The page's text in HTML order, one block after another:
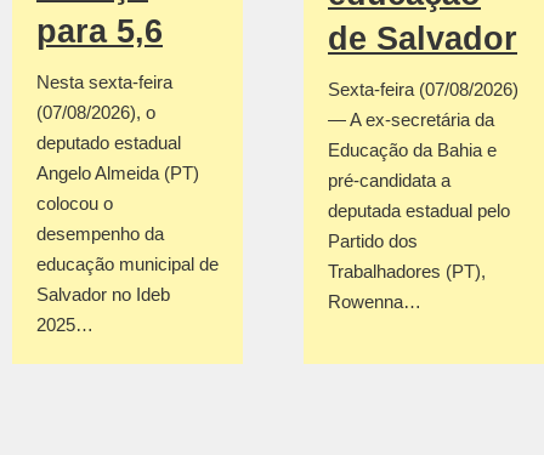
para 5,6
Nesta sexta-feira
(07/08/2026), o
deputado estadual
Angelo Almeida (PT)
colocou o
desempenho da
educação municipal de
Salvador no Ideb
2025…
de Salvador
Sexta-feira (07/08/2026)
— A ex-secretária da
Educação da Bahia e
pré-candidata a
deputada estadual pelo
Partido dos
Trabalhadores (PT),
Rowenna…